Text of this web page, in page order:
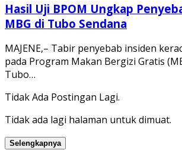
Hasil Uji BPOM Ungkap
MBG di Tubo Sendana
MAJENE,– Tabir penyebab insiden
pada Program Makan Bergizi Gratis
Tubo…
Tidak Ada Postingan Lagi.
Tidak ada lagi halaman untuk dimuat.
Selengkapnya